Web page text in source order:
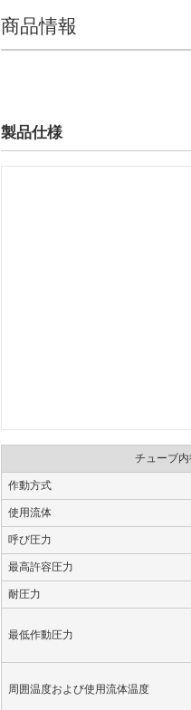
商品情報
製品仕様
チューブ内
作動方式
使用流体
呼び圧力
最高許容圧力
耐圧力
最低作動圧力
周囲温度および使用流体温度